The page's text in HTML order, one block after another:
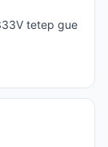
tetep gue